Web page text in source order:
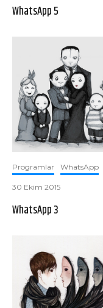
WhatsApp 5
Programlar WhatsApp
30 Ekim 2015
WhatsApp 3